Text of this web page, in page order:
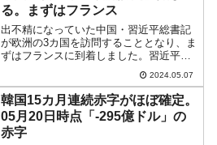
る。まずはフランス
出不精になっていた中国・習近平総書記
が欧洲の3カ国を訪問することとなり、ま
ずはフランスに到着しました。習近平さ
んとしては、欧洲がアメリカ合衆国の味
方をして中国と敵対しないように話をつ
けたいところ。フランスのマクロン大統
領はそれを承知の上で、...
2024.05.07
韓国15カ月連続赤字がほぼ確定。
05月20日時点「-295億ドル」の
赤字